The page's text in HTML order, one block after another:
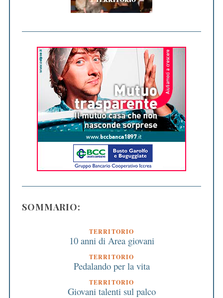
SOMMARIO:
TERRITORIO
10 anni di Area giovani
TERRITORIO
Pedalando per la vita
TERRITORIO
Giovani talenti sul palco